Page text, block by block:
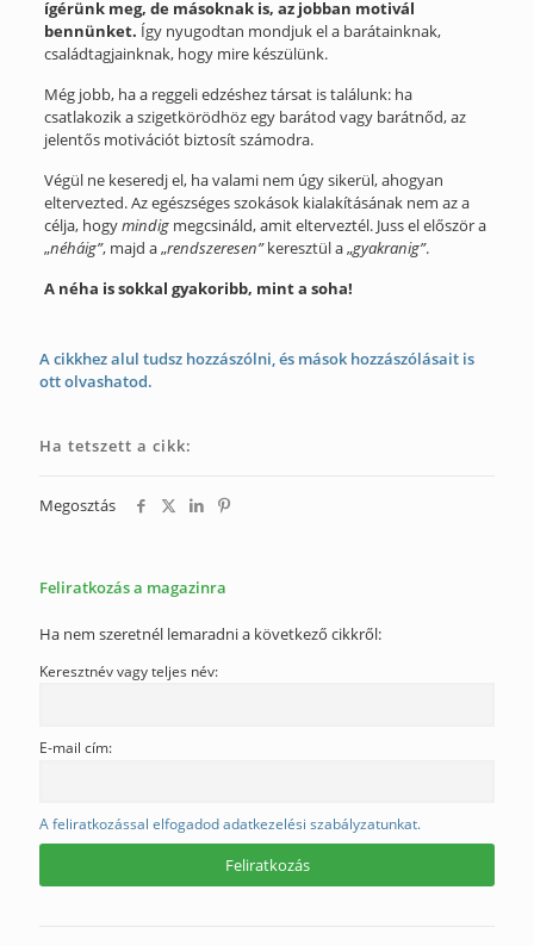
ígérünk meg, de másoknak is, az jobban motivál
bennünket. Így nyugodtan mondjuk el a barátainknak,
családtagjainknak, hogy mire készülünk.
Még jobb, ha a reggeli edzéshez társat is találunk: ha
csatlakozik a szigetkörödhöz egy barátod vagy barátnőd, az
jelentős motivációt biztosít számodra.
Végül ne keseredj el, ha valami nem úgy sikerül, ahogyan
eltervezted. Az egészséges szokások kialakításának nem az a
célja, hogymindigmegcsináld, amit elterveztél. Juss el először a
„néháig”, majd a „rendszeresen”keresztül a „gyakranig”.
A néha is sokkal gyakoribb, mint a soha!
A cikkhez alul tudsz hozzászólni, és mások hozzászólásait is
ott olvashatod.
Ha tetszett a cikk:
Megosztás
Feliratkozás a magazinra
Ha nem szeretnél lemaradni a következő cikkről:
Keresztnév vagy teljes név:
E-mail cím:
A feliratkozással elfogadod adatkezelési szabályzatunkat.